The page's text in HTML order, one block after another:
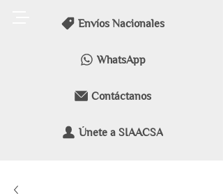
Envíos Nacionales
WhatsApp
Contáctanos
Únete a SIAACSA